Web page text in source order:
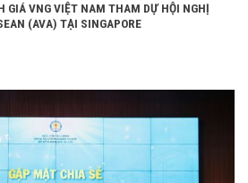
GIÁ VNG VIỆT NAM THAM DỰ HỘI NGHỊ
(AVA) TẠI SINGAPORE